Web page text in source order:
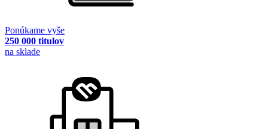
Ponúkame vyše
250 000 titulov
na sklade